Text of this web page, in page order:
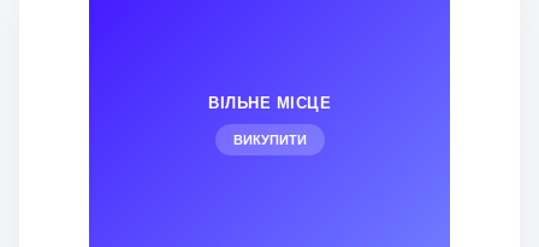
ВІЛЬНЕ МІСЦЕ
ВИКУПИТИ